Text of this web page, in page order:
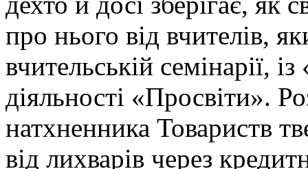
про нього від вчителів,
вчительській семінарії,
діяльності «Просвіти».
натхненника Товариств
від лихварів через